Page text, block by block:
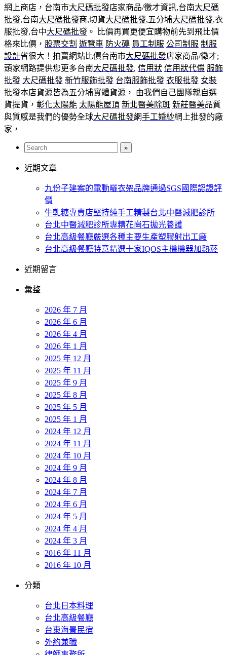
網上商店，台南市大尺碼批發店家商品/徵才資訊,台南大尺碼
批發,台南大尺碼批發商,切貨大尺碼批發,五分埔大尺碼批發,衣
服批發,台中大尺碼批發 。 比價再買更便宜購物前先到飛比價
格來比價， 股票交割 遊覽車 防火磚 員工制服 公司制服 制服
設計省很大！拍賣網站比價台南市大尺碼批發店家商品/徵才;
頭家網路提供您更多台南大尺碼批發, 信用狀 信用狀代償 服飾
批發 大尺碼批發 新竹服飾批發 台南服飾批發 衣服批發 女裝
批發本店貨源皆為五分埔實體貨源， 由我們自己團隊親自選
貨提貨， 彰化太陽能 太陽能屋頂 新北醫美除斑 新莊醫美品質
與質感是我們的優勢全球大尺碼批發網手工婚紗網上批發的廠
家，
近期文章
九份子建案的電動曬衣架品牌通過SGS國際認證評
價
牛軋糖專賣店堅持純手工精製台北中醫減肥診所
台北中醫減肥診所專精花崗石拋光養護
台北高級餐廳嚴選各種主要生產塑膠射出工廠
台北高級餐廳特意精選十家IQOS主機機器加熱菸
近期留言
彙整
2026 年 7 月
2026 年 6 月
2026 年 4 月
2026 年 1 月
2025 年 12 月
2025 年 11 月
2025 年 9 月
2025 年 8 月
2025 年 5 月
2025 年 1 月
2024 年 12 月
2024 年 11 月
2024 年 10 月
2024 年 9 月
2024 年 8 月
2024 年 7 月
2024 年 6 月
2024 年 5 月
2024 年 4 月
2024 年 3 月
2016 年 11 月
2016 年 10 月
分類
台北日本料理
台北高級餐廳
台東海景民宿
外約兼職